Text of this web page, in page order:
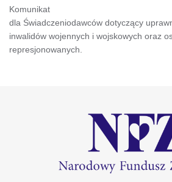
Komunikat
dla Świadczeniodawców dotyczący
inwalidów wojennych i wojskowych oraz
represjonowanych.